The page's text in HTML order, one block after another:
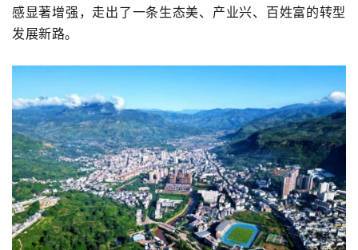
感显著增强，走出了一条生态美、产业兴、百姓富的转型
发展新路。